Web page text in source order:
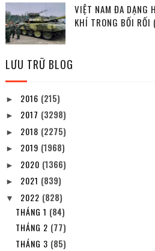
VIỆT NAM ĐA DẠNG
KHÍ TRONG BỐI
LƯU TRỮ BLOG
► 2016 (215)
► 2017 (3298)
► 2018 (2275)
► 2019 (1968)
► 2020 (1366)
► 2021 (839)
▼ 2022 (828)
THÁNG 1 (84)
THÁNG 2 (77)
THÁNG 3 (85)